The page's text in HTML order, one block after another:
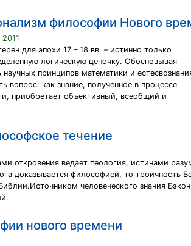
философии Нового
для эпохи 17 – 18 вв. – истинно только
логическую цепочку. Обосновывая
принципов математики и
вопрос: как знание, полученное в процессе
приобретает объективный, всеобщий и
течение
откровения ведает теология, истинами
доказывается философией, то троичность
человеческого знания
нового времени